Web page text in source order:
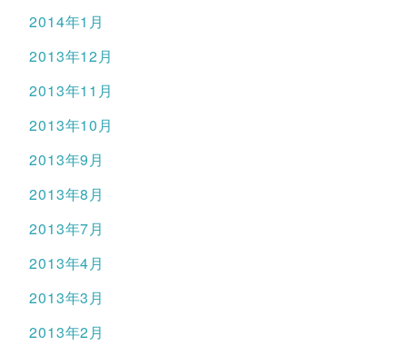
2014年1月
2013年12月
2013年11月
2013年10月
2013年9月
2013年8月
2013年7月
2013年4月
2013年3月
2013年2月